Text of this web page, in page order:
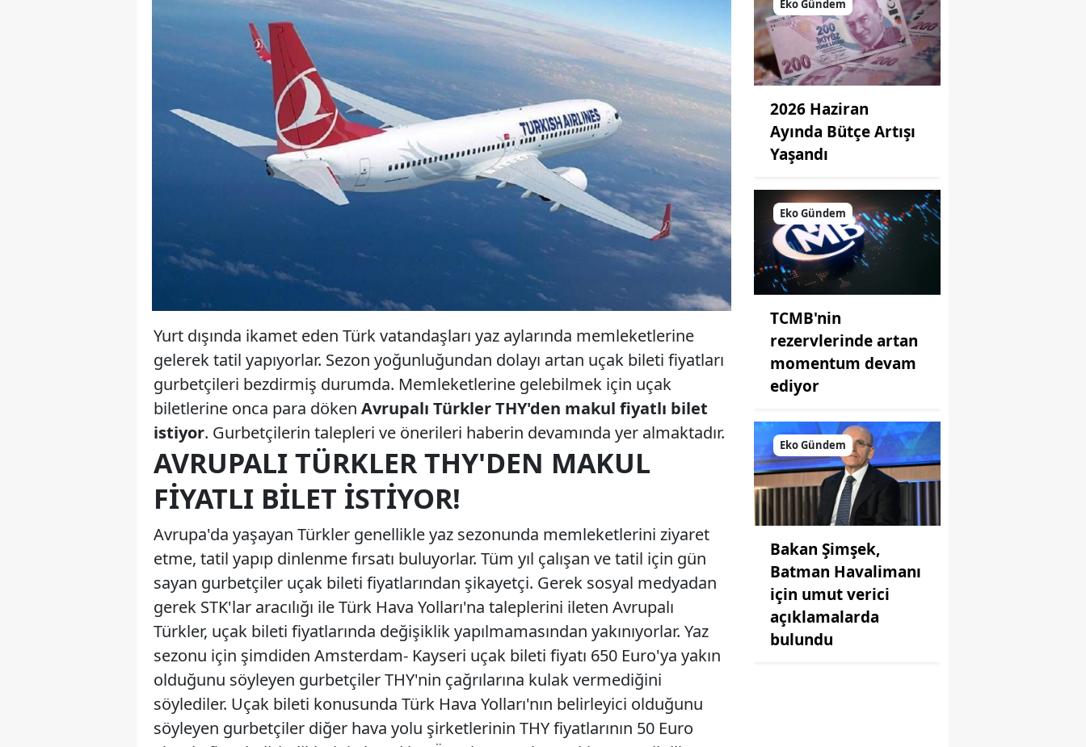
Yurt dışında ikamet eden Türk vatandaşları yaz aylarında memleketlerine
gelerek tatil yapıyorlar. Sezon yoğunluğundan dolayı artan uçak bileti fiyatları
gurbetçileri bezdirmiş durumda. Memleketlerine gelebilmek için uçak
biletlerine onca para döken Avrupalı Türkler THY'den makul fiyatlı bilet
istiyor. Gurbetçilerin talepleri ve önerileri haberin devamında yer almaktadır.
AVRUPALI TÜRKLER THY'DEN MAKUL
FIYATLI BILET İSTIYOR!
Avrupa'da yaşayan Türkler genellikle yaz sezonunda memleketlerini ziyaret
etme, tatil yapıp dinlenme fırsatı buluyorlar. Tüm yıl çalışan ve tatil için gün
sayan gurbetçiler uçak bileti fiyatlarından şikayetçi. Gerek sosyal medyadan
gerek STK'lar aracılığı ile Türk Hava Yolları'na taleplerini ileten Avrupalı
Türkler, uçak bileti fiyatlarında değişiklik yapılmamasından yakınıyorlar. Yaz
sezonu için şimdiden Amsterdam- Kayseri uçak bileti fiyatı 650 Euro'ya yakın
olduğunu söyleyen gurbetçiler THY'nin çağrılarına kulak vermediğini
söylediler. Uçak bileti konusunda Türk Hava Yolları'nın belirleyici olduğunu
söyleyen gurbetçiler diğer hava yolu şirketlerinin THY fiyatlarının 50 Euro
Eko Gündem
2026 Haziran
Ayında Bütçe Artışı
Yaşandı
Eko Gündem
TCMB'nin
rezervlerinde artan
momentum devam
ediyor
Eko Gündem
Bakan Şimşek,
Batman Havalimanı
için umut verici
açıklamalarda
bulundu